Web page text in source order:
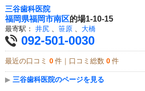
三谷歯科医院
福岡県福岡市南区的場1-10-15
最寄駅： 井尻 笹原 大橋
092-501-0030
最近の口コミ 0 件｜口コミ総数 0 件
▶ 三谷歯科医院のページを見る